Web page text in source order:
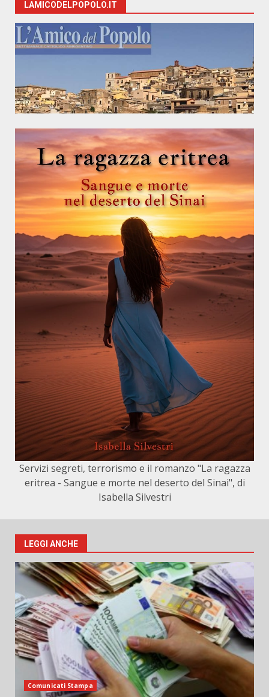
LAMICODELPOPOLO.IT
Servizi segreti, terrorismo e il romanzo "La ragazza
eritrea - Sangue e morte nel deserto del Sinai", di
Isabella Silvestri
LEGGI ANCHE
Comunicati Stampa